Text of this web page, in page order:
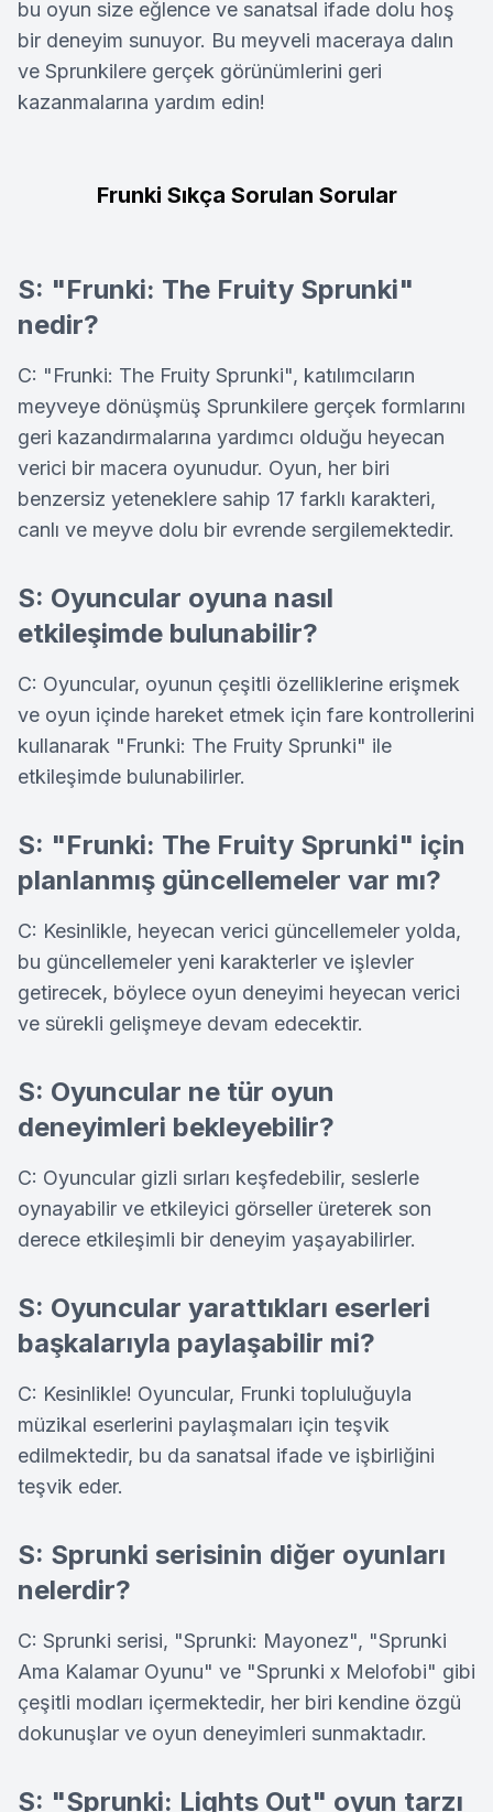
bu oyun size eğlence ve sanatsal ifade dolu hoş
bir deneyim sunuyor. Bu meyveli maceraya dalın
ve Sprunkilere gerçek görünümlerini geri
kazanmalarına yardım edin!
Frunki Sıkça Sorulan Sorular
S: "Frunki: The Fruity Sprunki"
nedir?
C: "Frunki: The Fruity Sprunki", katılımcıların
meyveye dönüşmüş Sprunkilere gerçek formlarını
geri kazandırmalarına yardımcı olduğu heyecan
verici bir macera oyunudur. Oyun, her biri
benzersiz yeteneklere sahip 17 farklı karakteri,
canlı ve meyve dolu bir evrende sergilemektedir.
S: Oyuncular oyuna nasıl
etkileşimde bulunabilir?
C: Oyuncular, oyunun çeşitli özelliklerine erişmek
ve oyun içinde hareket etmek için fare kontrollerini
kullanarak "Frunki: The Fruity Sprunki" ile
etkileşimde bulunabilirler.
S: "Frunki: The Fruity Sprunki" için
planlanmış güncellemeler var mı?
C: Kesinlikle, heyecan verici güncellemeler yolda,
bu güncellemeler yeni karakterler ve işlevler
getirecek, böylece oyun deneyimi heyecan verici
ve sürekli gelişmeye devam edecektir.
S: Oyuncular ne tür oyun
deneyimleri bekleyebilir?
C: Oyuncular gizli sırları keşfedebilir, seslerle
oynayabilir ve etkileyici görseller üreterek son
derece etkileşimli bir deneyim yaşayabilirler.
S: Oyuncular yarattıkları eserleri
başkalarıyla paylaşabilir mi?
C: Kesinlikle! Oyuncular, Frunki topluluğuyla
müzikal eserlerini paylaşmaları için teşvik
edilmektedir, bu da sanatsal ifade ve işbirliğini
teşvik eder.
S: Sprunki serisinin diğer oyunları
nelerdir?
C: Sprunki serisi, "Sprunki: Mayonez", "Sprunki
Ama Kalamar Oyunu" ve "Sprunki x Melofobi" gibi
çeşitli modları içermektedir, her biri kendine özgü
dokunuşlar ve oyun deneyimleri sunmaktadır.
S: "Sprunki: Lights Out" oyun tarzı